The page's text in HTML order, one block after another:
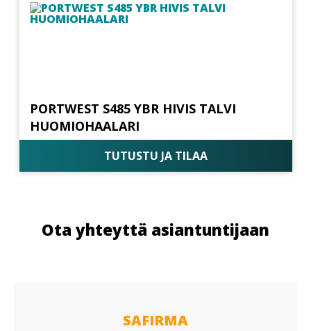
PORTWEST S485 YBR HIVIS TALVI
HUOMIOHAALARI
TUTUSTU JA TILAA
Ota yhteyttä asiantuntijaan
SAFIRMA